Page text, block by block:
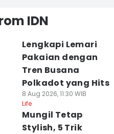
IDN
Lengkapi Lemari
Pakaian dengan
Tren Busana
Polkadot yang Hits
8 Aug 2026, 11:30 WIB
Life
Mungil Tetap
Stylish, 5 Trik